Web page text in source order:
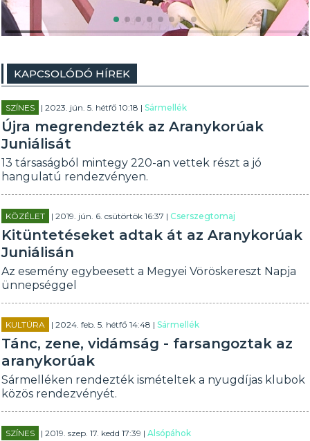
KAPCSOLÓDÓ HÍREK
SZÍNES | 2023. jún. 5. hétfő 10:18 |Sármellék
Újra megrendezték az Aranykorúak
Juniálisát
13 társaságból mintegy 220-an vettek részt a jó
hangulatú rendezvényen.
KÖZÉLET | 2019. jún. 6. csütörtök 16:37 |Cserszegtomaj
Kitüntetéseket adtak át az Aranykorúak
Juniálisán
Az esemény egybeesett a Megyei Vöröskereszt Napja
ünnepséggel
KULTÚRA | 2024. feb. 5. hétfő 14:48 |Sármellék
Tánc, zene, vidámság - farsangoztak az
aranykorúak
Sármelléken rendezték ismételtek a nyugdíjas klubok
közös rendezvényét.
SZÍNES | 2019. szep. 17. kedd 17:39 |Alsópáhok